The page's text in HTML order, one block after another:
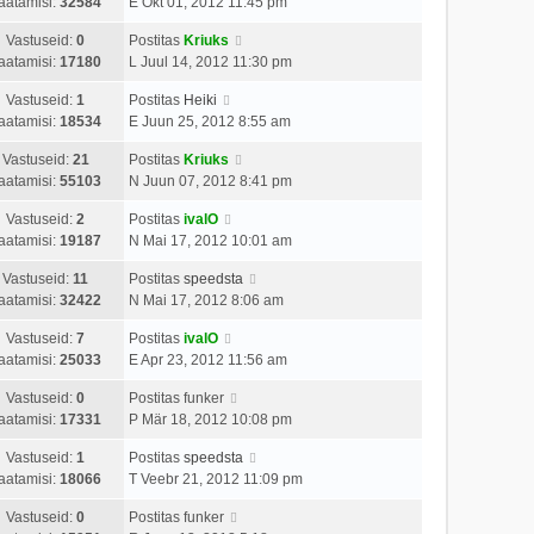
Vastuseid: 0
17180
Postitas Kriuks
L Juul 14, 2012 11:30 pm
Vastuseid: 1
18534
Postitas Heiki
E Juun 25, 2012 8:55 am
Vastuseid: 21
55103
Postitas Kriuks
N Juun 07, 2012 8:41 pm
Vastuseid: 2
19187
Postitas ivalO
N Mai 17, 2012 10:01 am
Vastuseid: 11
32422
Postitas speedsta
N Mai 17, 2012 8:06 am
Vastuseid: 7
25033
Postitas ivalO
E Apr 23, 2012 11:56 am
Vastuseid: 0
17331
Postitas funker
P Mär 18, 2012 10:08 pm
Vastuseid: 1
18066
Postitas speedsta
T Veebr 21, 2012 11:09 pm
Vastuseid: 0
Postitas funker